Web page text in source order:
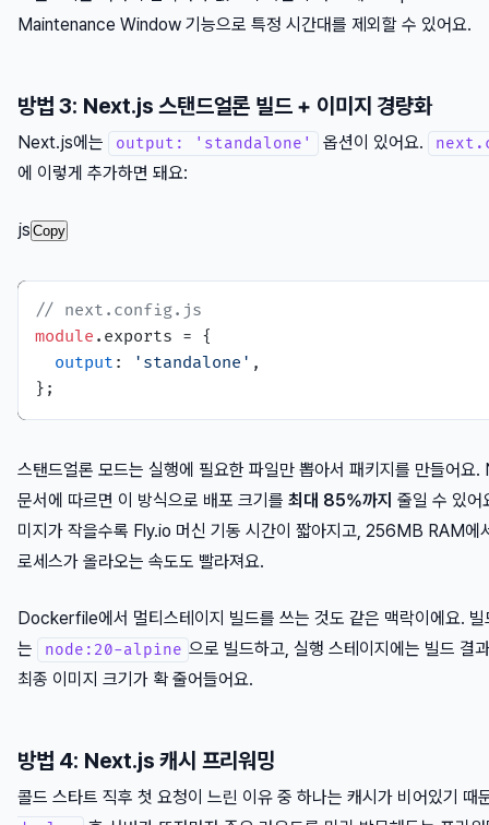
Maintenance Window 기능으로 특정 시간대를 제외할 수 있어요.
방법 3: Next.js 스탠드얼론 빌드 + 이미지 경량화
Next.js에는 output: 'standalone' 옵션이 있어요.
에 이렇게 추가하면 돼요:
js Copy
// next.config.js
module . exports = {
output : 'standalone' ,
스탠드얼론 모드는 실행에 필요한 파일만 뽑아서 패키지를 만들어요
문서에 따르면 이 방식으로 배포 크기를 최대 85%까지 줄일 수 있어
미지가 작을수록 Fly.io 머신 기동 시간이 짧아지고, 256MB RAM
로세스가 올라오는 속도도 빨라져요.
Dockerfile에서 멀티스테이지 빌드를 쓰는 것도 같은 맥락이에요. 빌
는
node:20-alpine 으로 빌드하고, 실행 스테이지에는 빌드 결
최종 이미지 크기가 확 줄어들어요.
방법 4: Next.js 캐시 프리워밍
콜드 스타트 직후 첫 요청이 느린 이유 중 하나는 캐시가 비어있기 때